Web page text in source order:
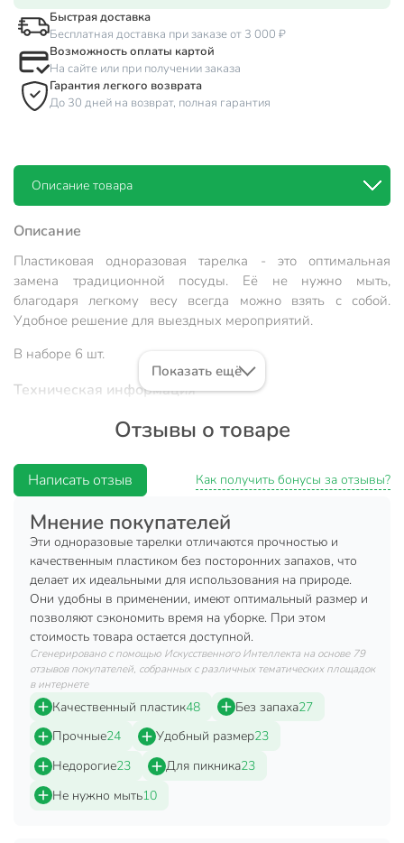
Быстрая доставка
Бесплатная доставка при заказе от 3 000 ₽
Возможность оплаты картой
На сайте или при получении заказа
Гарантия легкого возврата
До 30 дней на возврат, полная гарантия
Описание товара
Описание
Пластиковая одноразовая тарелка - это оптимальная
замена традиционной посуды. Её не нужно мыть,
благодаря легкому весу всегда можно взять с собой.
Удобное решение для выездных мероприятий.
В наборе 6 шт.
Техническая информация
Количество в наборе, шт
Страна производства
Россия
Назначение
Артикул производителя
ЮНАБ2028
Вес в упаковке
30 г
Габариты упаковки
20 x 17 x 2 см
Показать ещё
Отзывы о товаре
Написать отзыв Как получить бонусы за отзывы?
Мнение покупателей
Эти одноразовые тарелки отличаются прочностью и
качественным пластиком без посторонних запахов, что
делает их идеальными для использования на природе.
Они удобны в применении, имеют оптимальный размер и
позволяют сэкономить время на уборке. При этом
стоимость товара остается доступной.
Сгенерировано с помощью Искусственного Интеллекта на основе 79
отзывов покупателей, собранных с различных тематических площадок
в интернете
Качественный пластик48 Без запаха27
Прочные24 Удобный размер23
Недорогие23 Для пикника23
Не нужно мыть10